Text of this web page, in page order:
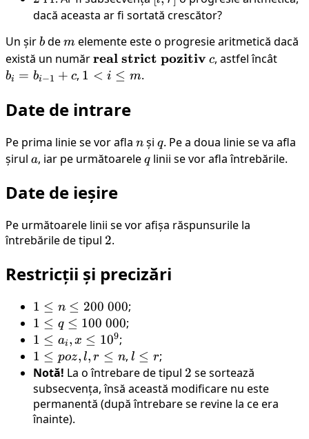
\text{poz}
\text{l}
\text{r}
r]
dacă aceasta ar fi sortată crescător?
Un șirb
b dem
m elemente este o progresie aritmetică dacă
există un număr\bold{real
\ strict \
real strict pozitiv c
c, astfel încât
bi = bi−1 + c, 1<i
m
1 < i ≤ m.
Date de intrare
Pe prima linie se vor afla n
n și q
q. Pe a doua linie se va afla
șirul a
a, iar pe următoareleq
qlinii se vor afla întrebările.
Date de ieșire
Pe următoarele linii se vor afișa răspunsurile la
întrebările de tipul 2
2.
Restricții și precizări
1
\leq
n
\leq
200
\
000
1 ≤ n ≤ 200 000;
1
\leq
q
\leq
100
\
000
1 ≤ q ≤ 100 000;
1
\leq
a_i,
x
\leq
10^9
1 ≤ ai , x ≤ 109;
1
\leq
poz,
l, r
\leq
1 ≤ poz, l, r ≤ n, l
\leq
r
l ≤ r;
Notă! La o întrebare de tipul 2
2 se sortează
subsecvența, însă această modificare nu este
permanentă (după întrebare se revine la ce era
înainte).